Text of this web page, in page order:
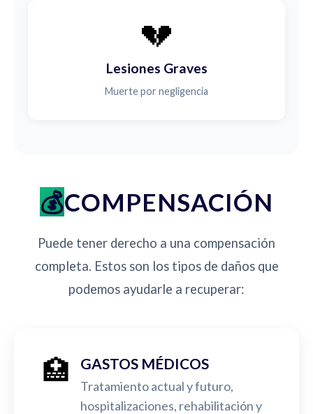
💔
Lesiones Graves
Muerte por negligencia
COMPENSACIÓN
Puede tener derecho a una compensación
completa. Estos son los tipos de daños que
podemos ayudarle a recuperar:
🏥 GASTOS MÉDICOS
Tratamiento actual y futuro,
hospitalizaciones, rehabilitación y